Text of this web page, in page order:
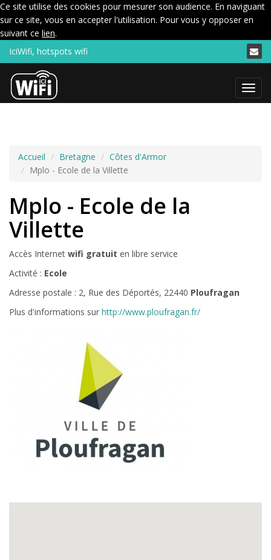
Ce site utilise des cookies pour mesurer son audience. En naviguant
sur ce site, vous en accepter l'utilisation. Pour vous y opposer en
suivant ce lien.
IciWifi, hotspots wifi
Menu
Accueil Bretagne
Côtes d'Armor
Mplo - Ecole de la Villette
Mplo - Ecole de la
Villette
Accès Internet wifi gratuit en libre service
Activité : Ecole
Adresse postale : 2, Rue des Déportés, 22440 Ploufragan
Plus d'informations sur http://www.ploufragan.fr/